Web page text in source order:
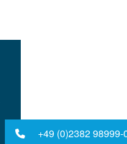
+49 (0)2382 98999-